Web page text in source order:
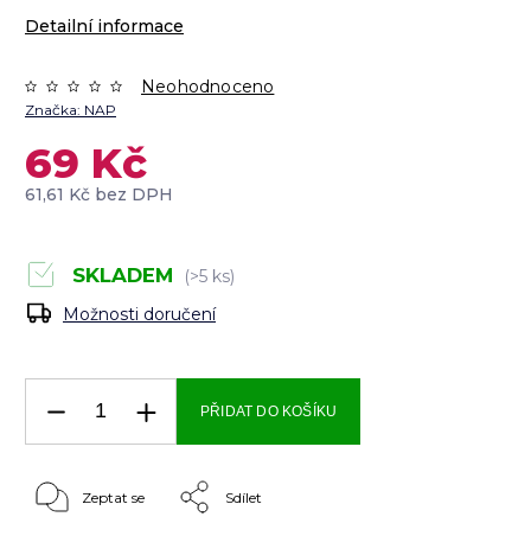
Detailní informace
Značka: NAP
Neohodnoceno
69 Kč
61,61 Kč bez DPH
SKLADEM
(>5 ks)
Možnosti doručení
PŘIDAT DO KOŠÍKU
Zeptat se Sdílet